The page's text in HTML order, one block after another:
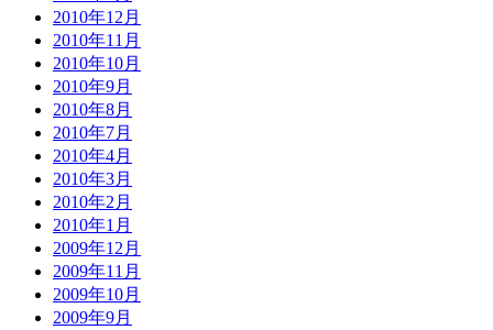
2010年12月
2010年11月
2010年10月
2010年9月
2010年8月
2010年7月
2010年4月
2010年3月
2010年2月
2010年1月
2009年12月
2009年11月
2009年10月
2009年9月